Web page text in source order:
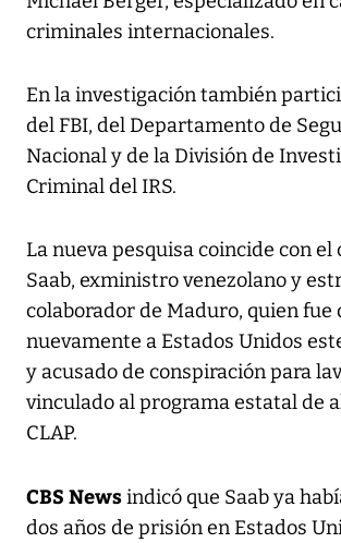
criminales internacionales.
En la investigación también
del FBI, del Departamento de
Nacional y de la División de
Criminal del IRS.
La nueva pesquisa coincide con el
Saab, exministro venezolano y
colaborador de Maduro, quien fue
nuevamente a Estados Unidos
y acusado de conspiración para
vinculado al programa estatal de
CLAP.
CBS Newsindicó que Saab ya
dos años de prisión en Estados